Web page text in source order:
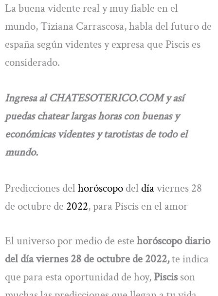
La buena vidente real y muy fiable en el
mundo, Tiziana Carrascosa, habla del futuro de
españa según videntes y expresa que Piscis es
considerado.
Ingresa al CHATESOTERICO.COM y así
puedas chatear largas horas con buenas y
económicas videntes y tarotistas de todo el
mundo.
Predicciones del horóscopo del díaviernes 28
de octubre de 2022, para Piscis en el amor
El universo por medio de este horóscopo diario
del día viernes 28 de octubre de 2022,te indica
que para esta oportunidad de hoy, Piscisson